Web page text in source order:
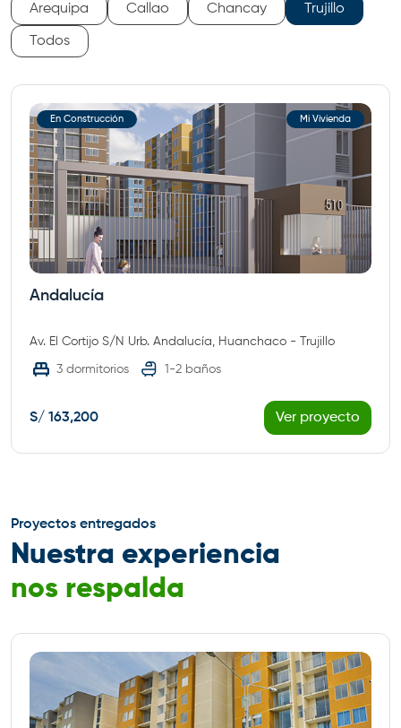
Arequipa Callao Chancay Trujillo
Todos
En Construcción Mi Vivienda
Andalucía
Av. El Cortijo S/N Urb. Andalucía, Huanchaco - Trujillo
3 dormitorios 1-2 baños
S/ 163,200 Ver proyecto
Proyectos entregados
Nuestra experiencia
nos respalda